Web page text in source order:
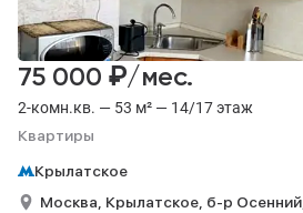
2-комн.кв. — 53 м² — 14/17 этаж
Квартиры
75 000 ₽/мес.
Крылатское
Москва, Крылатское, б-р Осенний,